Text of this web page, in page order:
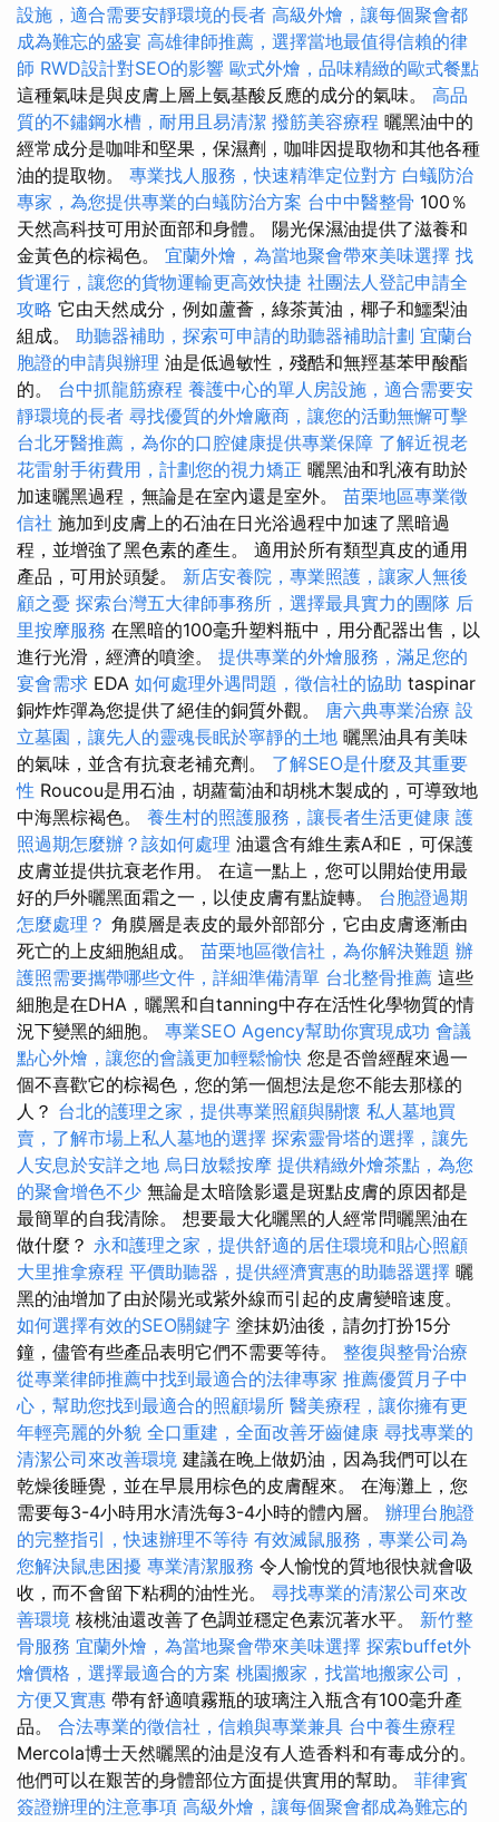
設施，適合需要安靜環境的長者 高級外燴，讓每個聚會都
成為難忘的盛宴 高雄律師推薦，選擇當地最值得信賴的律
師 RWD設計對SEO的影響 歐式外燴，品味精緻的歐式餐點
這種氣味是與皮膚上層上氨基酸反應的成分的氣味。 高品
質的不鏽鋼水槽，耐用且易清潔 撥筋美容療程 曬黑油中的
經常成分是咖啡和堅果，保濕劑，咖啡因提取物和其他各種
油的提取物。 專業找人服務，快速精準定位對方 白蟻防治
專家，為您提供專業的白蟻防治方案 台中中醫整骨 100％
天然高科技可用於面部和身體。 陽光保濕油提供了滋養和
金黃色的棕褐色。 宜蘭外燴，為當地聚會帶來美味選擇 找
貨運行，讓您的貨物運輸更高效快捷 社團法人登記申請全
攻略 它由天然成分，例如蘆薈，綠茶黃油，椰子和鱷梨油
組成。 助聽器補助，探索可申請的助聽器補助計劃 宜蘭台
胞證的申請與辦理 油是低過敏性，殘酷和無羥基苯甲酸酯
的。 台中抓龍筋療程 養護中心的單人房設施，適合需要安
靜環境的長者 尋找優質的外燴廠商，讓您的活動無懈可擊
台北牙醫推薦，為你的口腔健康提供專業保障 了解近視老
花雷射手術費用，計劃您的視力矯正 曬黑油和乳液有助於
加速曬黑過程，無論是在室內還是室外。 苗栗地區專業徵
信社 施加到皮膚上的石油在日光浴過程中加速了黑暗過
程，並增強了黑色素的產生。 適用於所有類型真皮的通用
產品，可用於頭髮。 新店安養院，專業照護，讓家人無後
顧之憂 探索台灣五大律師事務所，選擇最具實力的團隊 后
里按摩服務 在黑暗的100毫升塑料瓶中，用分配器出售，以
進行光滑，經濟的噴塗。 提供專業的外燴服務，滿足您的
宴會需求 EDA 如何處理外遇問題，徵信社的協助 taspinar
銅炸炸彈為您提供了絕佳的銅質外觀。 唐六典專業治療 設
立墓園，讓先人的靈魂長眠於寧靜的土地 曬黑油具有美味
的氣味，並含有抗衰老補充劑。 了解SEO是什麼及其重要
性 Roucou是用石油，胡蘿蔔油和胡桃木製成的，可導致地
中海黑棕褐色。 養生村的照護服務，讓長者生活更健康 護
照過期怎麼辦？該如何處理 油還含有維生素A和E，可保護
皮膚並提供抗衰老作用。 在這一點上，您可以開始使用最
好的戶外曬黑面霜之一，以使皮膚有點旋轉。 台胞證過期
怎麼處理？ 角膜層是表皮的最外部部分，它由皮膚逐漸由
死亡的上皮細胞組成。 苗栗地區徵信社，為你解決難題 辦
護照需要攜帶哪些文件，詳細準備清單 台北整骨推薦 這些
細胞是在DHA，曬黑和自tanning中存在活性化學物質的情
況下變黑的細胞。 專業SEO Agency幫助你實現成功 會議
點心外燴，讓您的會議更加輕鬆愉快 您是否曾經醒來過一
個不喜歡它的棕褐色，您的第一個想法是您不能去那樣的
人？ 台北的護理之家，提供專業照顧與關懷 私人墓地買
賣，了解市場上私人墓地的選擇 探索靈骨塔的選擇，讓先
人安息於安詳之地 烏日放鬆按摩 提供精緻外燴茶點，為您
的聚會增色不少 無論是太暗陰影還是斑點皮膚的原因都是
最簡單的自我清除。 想要最大化曬黑的人經常問曬黑油在
做什麼？ 永和護理之家，提供舒適的居住環境和貼心照顧
大里推拿療程 平價助聽器，提供經濟實惠的助聽器選擇 曬
黑的油增加了由於陽光或紫外線而引起的皮膚變暗速度。
如何選擇有效的SEO關鍵字 塗抹奶油後，請勿打扮15分
鐘，儘管有些產品表明它們不需要等待。 整復與整骨治療
從專業律師推薦中找到最適合的法律專家 推薦優質月子中
心，幫助您找到最適合的照顧場所 醫美療程，讓你擁有更
年輕亮麗的外貌 全口重建，全面改善牙齒健康 尋找專業的
清潔公司來改善環境 建議在晚上做奶油，因為我們可以在
乾燥後睡覺，並在早晨用棕色的皮膚醒來。 在海灘上，您
需要每3-4小時用水清洗每3-4小時的體內層。 辦理台胞證
的完整指引，快速辦理不等待 有效滅鼠服務，專業公司為
您解決鼠患困擾 專業清潔服務 令人愉悅的質地很快就會吸
收，而不會留下粘稠的油性光。 尋找專業的清潔公司來改
善環境 核桃油還改善了色調並穩定色素沉著水平。 新竹整
骨服務 宜蘭外燴，為當地聚會帶來美味選擇 探索buffet外
燴價格，選擇最適合的方案 桃園搬家，找當地搬家公司，
方便又實惠 帶有舒適噴霧瓶的玻璃注入瓶含有100毫升產
品。 合法專業的徵信社，信賴與專業兼具 台中養生療程
Mercola博士天然曬黑的油是沒有人造香料和有毒成分的。
他們可以在艱苦的身體部位方面提供實用的幫助。 菲律賓
簽證辦理的注意事項 高級外燴，讓每個聚會都成為難忘的